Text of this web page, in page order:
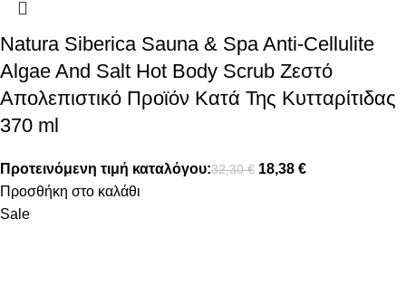
Natura Siberica Sauna & Spa Anti-Cellulite
Algae And Salt Hot Body Scrub Ζεστό
Απολεπιστικό Προϊόν Κατά Της Κυτταρίτιδας
370 ml
Προτεινόμενη τιμή καταλόγου:32,30€ 18,38 €
Προσθήκη στο καλάθι
Sale